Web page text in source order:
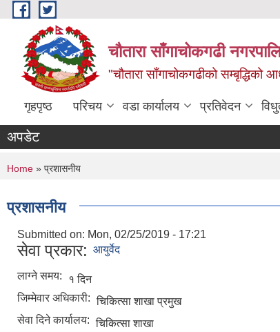
Skip to main content
चौतारा साँगाचोकगढी
"चौतारा साँगाचोकगढीको सम्बृद्धिको
गृहपृष्ठ परिचय वडा कार्यालय प्रतिवेदन
अपडेट
You are here
Home » प्रशासनीय
प्रशासनीय
Submitted on: Mon, 02/25/2019 - 17:21
सेवा प्रकार: आयुर्वेद
लाग्ने समय:
१ दिन
जिम्मेवार अधिकारी: चिकित्सा शाखा प्रमुख
सेवा दिने कार्यालय: चिकित्सा शाखा